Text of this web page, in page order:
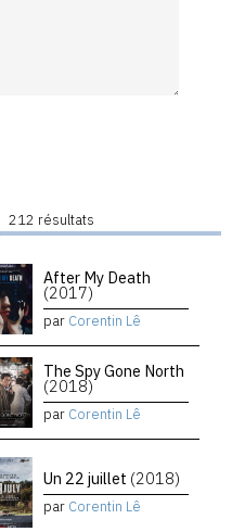
212 résultats
After My Death
(2017)
par Corentin Lê
The Spy Gone North
(2018)
par Corentin Lê
Un 22 juillet (2018)
par Corentin Lê